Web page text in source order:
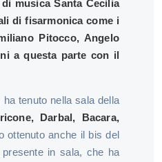
musica Santa Cecilia
di fisarmonica come i
Pitocco, Angelo
a questa parte con il
ha tenuto nella sala della
Darbal, Bacara,
ottenuto anche il bis del
presente in sala, che ha